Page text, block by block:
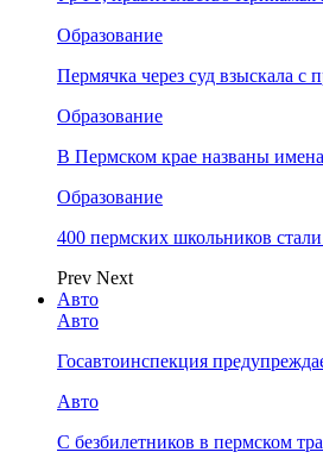
Образование
Пермячка через суд взыскала с
Образование
В Пермском крае названы
Образование
400 пермских школьников
Prev Next
Авто
Авто
Госавтоинспекция
Авто
С безбилетников в пермском